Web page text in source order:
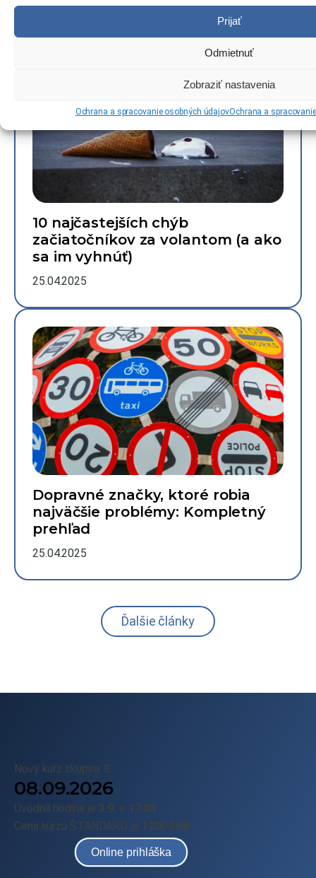
Prijať
Odmietnuť
Zobraziť nastavenia
Ochrana a spracovanie osobných údajovOchrana a
25.04.2025
10 najčastejších chýb
začiatočníkov za volantom (a ako
sa im vyhnúť)
25.04.2025
Dopravné značky, ktoré robia
najväčšie problémy: Kompletný
prehľad
25.04.2025
Ďalšie články
Nový kurz skupiny B
08.09.2026
Úvodná hodina je 3.9. o 17:00
Cena kurzu ŠTANDARD je 1200 EUR
Online prihláška